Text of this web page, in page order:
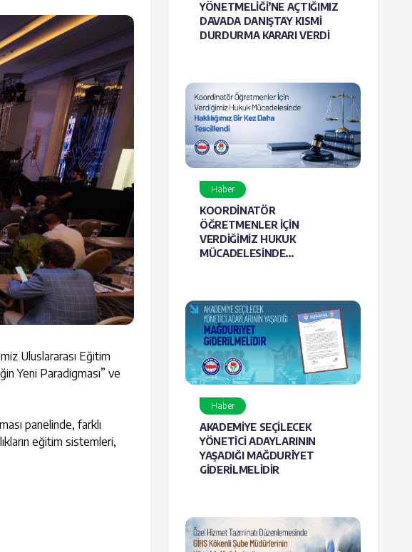
Uluslararası Eğitim
Yeni Paradigması” ve
panelinde, farklı
eğitim sistemleri,
YÖNETMELİĞİ’NE AÇTIĞIMIZ
DAVADA DANIŞTAY KISMİ
DURDURMA KARARI VERDİ
Haber
KOORDİNATÖR
ÖĞRETMENLER İÇİN
VERDİĞİMİZ HUKUK
MÜCADELESİNDE
Haber
AKADEMİYE SEÇİLECEK
YÖNETİCİ ADAYLARININ
YAŞADIĞI MAĞDURİYET
GİDERİLMELİDİR